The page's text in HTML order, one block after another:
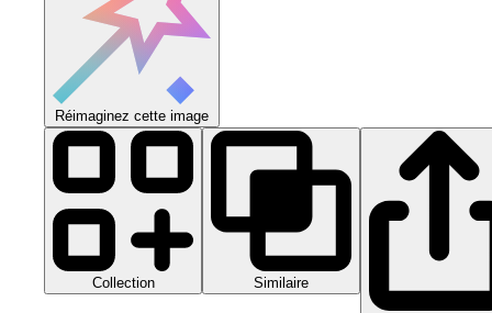
Réimaginez cette image
Collection Similaire